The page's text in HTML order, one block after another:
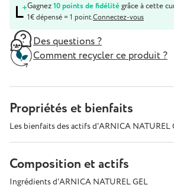
Gagnez10 points de fidélitégrâce à cette
1€ dépensé = 1 point.Connectez-vous
Des questions ?
Comment recycler ce produit ?
Propriétés et bienfaits
Les bienfaits des actifs d'ARNICA NATUREL
Composition et actifs
Ingrédients d'ARNICA NATUREL GEL